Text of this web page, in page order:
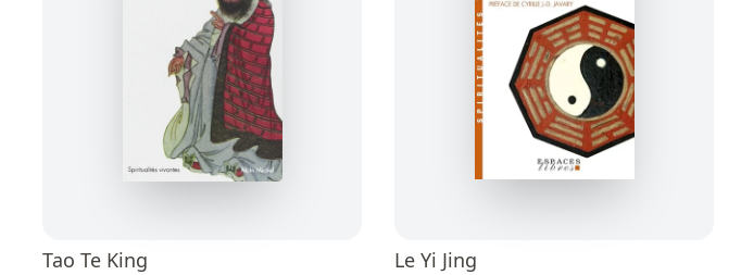
Tao Te King Le Yi Jing